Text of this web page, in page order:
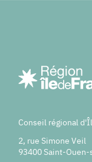
Conseil régional
2, rue Simone Veil
93400 Saint-